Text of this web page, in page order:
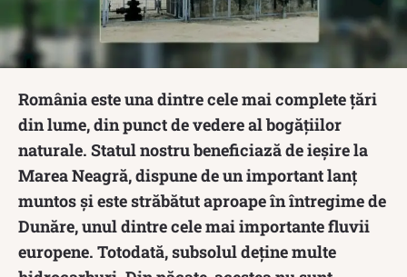
România este una dintre cele mai complete țări
din lume, din punct de vedere al bogățiilor
naturale. Statul nostru beneficiază de ieșire la
Marea Neagră, dispune de un important lanț
muntos și este străbătut aproape în întregime de
Dunăre, unul dintre cele mai importante fluvii
europene. Totodată, subsolul deține multe